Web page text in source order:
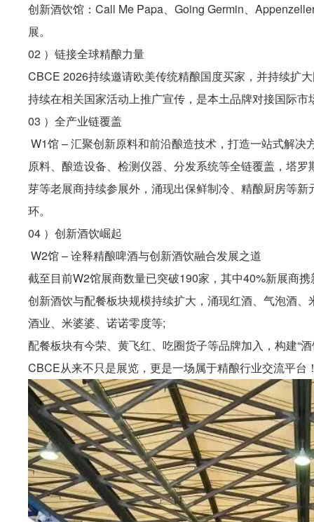
创新酒饮馆：Call Me Papa、Going Germin、
展。
02 ）链接全球精酿力量
CBCE 2026持续邀请欧美传统精酿国度买家，并持续扩
持续在相关国家活动上推广宣传，是本土品牌对接国际市
03 ）全产业链覆盖
W1馆 – 汇聚创新原料和前沿酿造技术，打造一站式解决
原料、酿造设备、检测仪器、分发系统等全链覆盖，塔
芽等老展商持续参展外，涌现出保鲜制冷、精酿厨房等
环。
04 ）创新酒饮崛起
W2馆 – 诠释精酿啤酒与创新酒饮融合发展之道
截至目前W2馆展商数量已突破190家，其中40%新展商
创新酒饮与配餐板块规模持续扩大，涌现红酒、气泡酒
酒业、米婆婆、诺诺零度等;
配餐板块有今荣、黄飞红、吃圈货子等品牌加入，构建“
CBCE从来不只是展览，更是一场属于精酿行业交流平台